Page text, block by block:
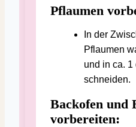
Pflaumen
In der
Pflaumen
und in ca. 1
schneiden.
Backofen und
vorbereiten: